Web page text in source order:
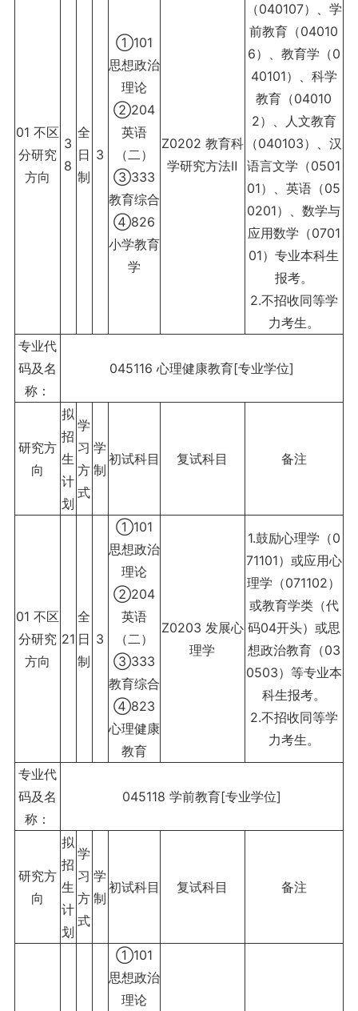
01 不区
分研究
方向
3
8
全
日
制
3
①101
思想政治
理论
②204
英语
（二）
③333
教育综合
④826
小学教育
学
Z0202 教育科
学研究方法Ⅱ
（040107）、学
前教育（04010
6）、教育学（0
40101）、科学
教育（04010
2）、人文教育
（040103）、汉
语言文学（0501
01）、英语（05
0201）、数学与
应用数学（0701
01）专业本科生
报考。
2.不招收同等学
力考生。
专业代
码及名
称：
045116 心理健康教育[专业学位]
研究方
向
拟
招
生
计
划
学
习
方
式
学
制
初试科目 复试科目 备注
01 不区
分研究
方向
21
全
日
制
3
①101
思想政治
理论
②204
英语
（二）
③333
教育综合
④823
心理健康
教育
Z0203 发展心
理学
1.鼓励心理学（0
71101）或应用心
理学（071102）
或教育学类（代
码04开头）或思
想政治教育（03
0503）等专业本
科生报考。
2.不招收同等学
力考生。
专业代
码及名
称：
045118 学前教育[专业学位]
研究方
向
拟
招
生
计
划
学
习
方
式
学
制
初试科目 复试科目 备注
①101
思想政治
理论